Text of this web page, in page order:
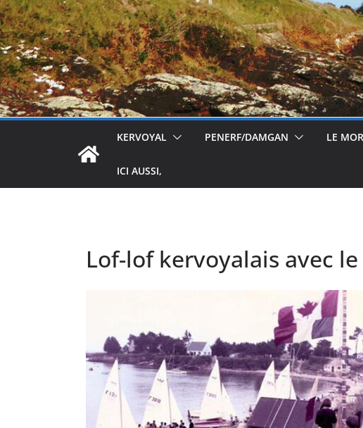
KERVOYAL PENERF/DAMGAN LE
ICI AUSSI,
Lof-lof kervoyalais avec